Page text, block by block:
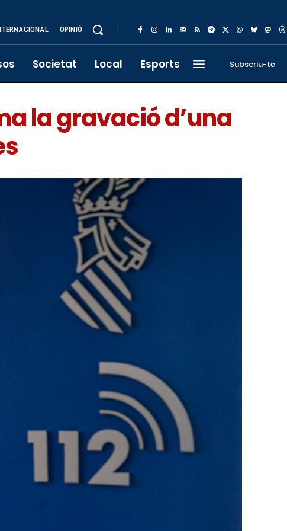
OPINIÓ
Societat Local Esports Subscriu-te
la gravació d’una